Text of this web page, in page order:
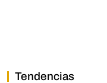
Tendencias